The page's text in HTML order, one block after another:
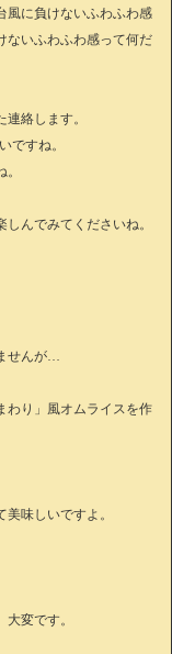
風に負けないふわふわ感
ないふわふわ感って何だ
絡します。
ですね。
んでみてくださいね。
せんが…
わり」風オムライスを作
味しいですよ。
変です。